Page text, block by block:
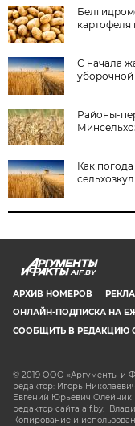
картофеля
С начала
уборочной
Районы-
Как
AIF.BY
АРХИВ НОМЕРОВ
ОНЛАЙН-ПОДПИСКА НА
СООБЩИТЬ В РЕДАКЦИЮ
© 2019 ООО «Аргументы и
редактор: Игорь
Евгений Юрьевич Олейник
редактор сайта aif.by:
Копирование и